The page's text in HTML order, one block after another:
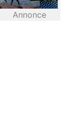
Annonce